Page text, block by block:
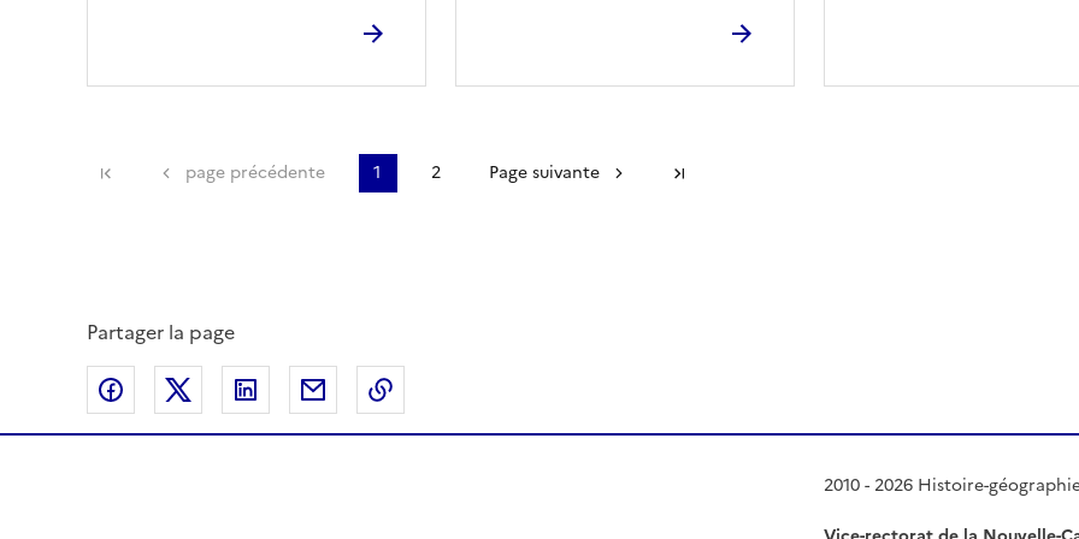
Première page
page précédente 1 2 Page suivante
Partager la page
Partager sur Facebook
Partager sur Twitter
Partager sur LinkedIn
Partager par email
2010 - 2026 Histoire-